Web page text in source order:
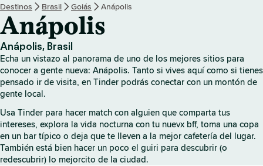
r
I
n
c
i
o
Destinos Brasil Goiás Anápolis
Anápolis
Anápolis, Brasil
Echa un vistazo al panorama de uno de los mejores sitios para
conocer a gente nueva: Anápolis. Tanto si vives aquí como si tienes
pensado ir de visita, en Tinder podrás conectar con un montón de
gente local.
Usa Tinder para hacer match con alguien que comparta tus
intereses, explora la vida nocturna con tu nuevx bff, toma una copa
en un bar típico o deja que te lleven a la mejor cafetería del lugar.
También está bien hacer un poco el guiri para descubrir (o
redescubrir) lo mejorcito de la ciudad.